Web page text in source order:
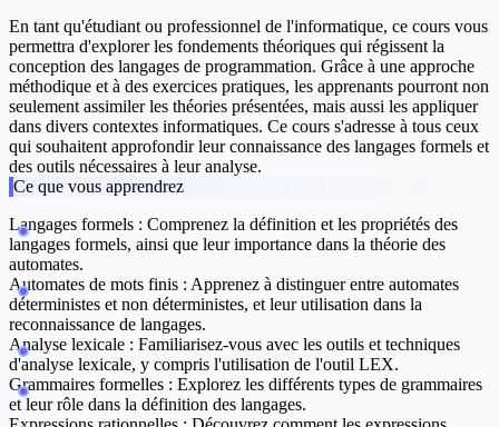
En tant qu'étudiant ou professionnel de l'informatique, ce cours vous
permettra d'explorer les fondements théoriques qui régissent la
conception des langages de programmation. Grâce à une approche
méthodique et à des exercices pratiques, les apprenants pourront non
seulement assimiler les théories présentées, mais aussi les appliquer
dans divers contextes informatiques. Ce cours s'adresse à tous ceux
qui souhaitent approfondir leur connaissance des langages formels et
des outils nécessaires à leur analyse.
Ce que vous apprendrez
Langages formels : Comprenez la définition et les propriétés des
langages formels, ainsi que leur importance dans la théorie des
automates.
Automates de mots finis : Apprenez à distinguer entre automates
déterministes et non déterministes, et leur utilisation dans la
reconnaissance de langages.
Analyse lexicale : Familiarisez-vous avec les outils et techniques
d'analyse lexicale, y compris l'utilisation de l'outil LEX.
Grammaires formelles : Explorez les différents types de grammaires
et leur rôle dans la définition des langages.